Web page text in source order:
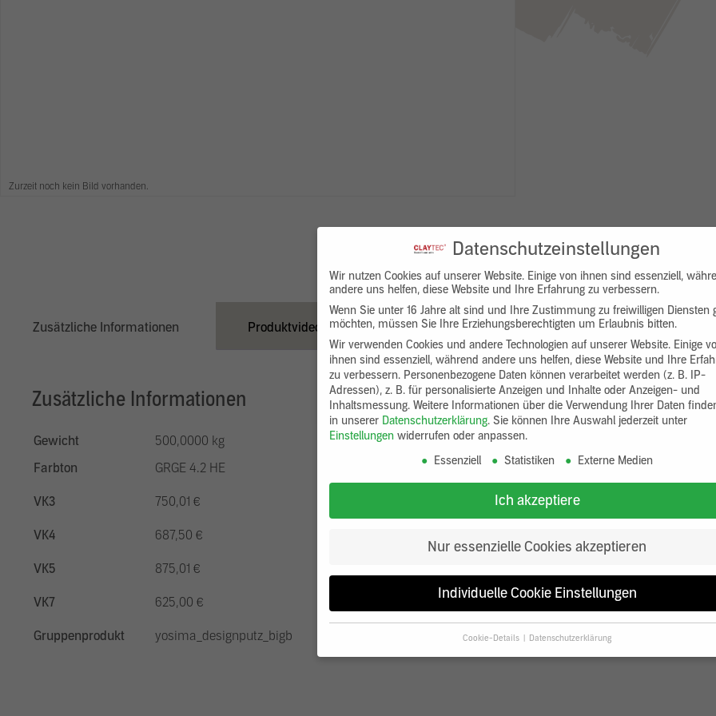
Zurzeit noch kein Bild vorhanden.
Zusätzliche Informationen Produktvideo Downloads Produktbeschreibung
Zusätzliche Informationen
Gewicht
500,0000 kg
Farbton
GRGE 4.2 HE
VK3 750,01 €
VK4 687,50 €
VK5 875,01 €
VK7 625,00 €
Gruppenprodukt yosima_designputz_bigb
Datenschutzeinstellungen
Wir nutzen Cookies auf unserer Website. Einige von ihnen sind essenziell,
andere uns helfen, diese Website und Ihre Erfahrung zu verbessern.
Wenn Sie unter 16 Jahre alt sind und Ihre Zustimmung zu freiwilligen Diensten
möchten, müssen Sie Ihre Erziehungsberechtigten um Erlaubnis bitten.
Wir verwenden Cookies und andere Technologien auf unserer Website. Einige
ihnen sind essenziell, während andere uns helfen, diese Website und Ihre
zu verbessern. Personenbezogene Daten können verarbeitet werden (z. B. IP-
Adressen), z. B. für personalisierte Anzeigen und Inhalte oder Anzeigen- und
Inhaltsmessung. Weitere Informationen über die Verwendung Ihrer Daten
in unserer Datenschutzerklärung. Sie können Ihre Auswahl jederzeit unter
Einstellungen widerrufen oder anpassen.
Essenziell
Statistiken Externe Medien
Ich akzeptiere
Nur essenzielle Cookies akzeptieren
Individuelle Cookie Einstellungen
Cookie-Details Datenschutzerklärung
Datenschutzeinstellungen